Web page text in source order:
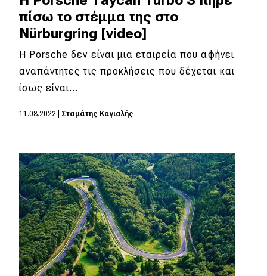
πίσω το στέμμα της στο
Nürburgring [video]
Η Porsche δεν είναι μια εταιρεία που αφήνει
αναπάντητες τις προκλήσεις που δέχεται και
ίσως είναι…
11.08.2022 Σταμάτης Καγιαλής